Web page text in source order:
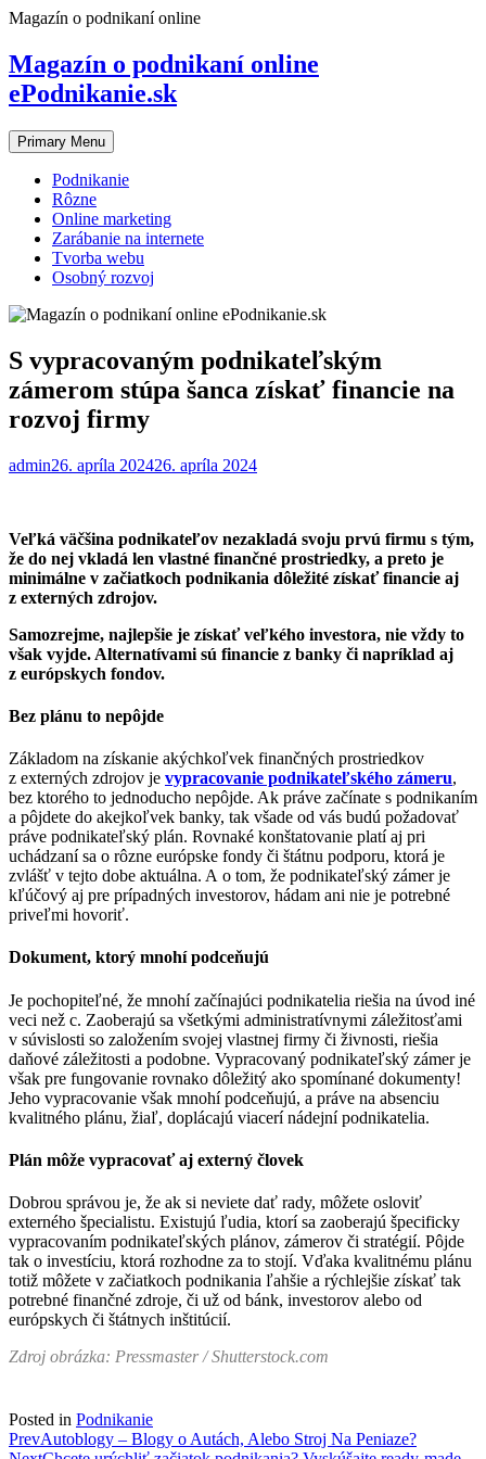
Skip
content
Magazín o podnikaní online
Magazín o podnikaní online
ePodnikanie.sk
Primary Menu
Podnikanie
Rôzne
Online marketing
Zarábanie na internete
Tvorba webu
Osobný rozvoj
S vypracovaným podnikateľským
zámerom stúpa šanca získať financie na
rozvoj firmy
admin26. apríla 202426. apríla 2024
Veľká väčšina podnikateľov nezakladá svoju prvú firmu s tým,
že do nej vkladá len vlastné finančné prostriedky, a preto je
minimálne v začiatkoch podnikania dôležité získať financie aj
z externých zdrojov.
Samozrejme, najlepšie je získať veľkého investora, nie vždy to
však vyjde. Alternatívami sú financie z banky či napríklad aj
z európskych fondov.
Bez plánu to nepôjde
Základom na získanie akýchkoľvek finančných prostriedkov
z externých zdrojov je vypracovanie podnikateľského zámeru,
bez ktorého to jednoducho nepôjde. Ak práve začínate s podnikaním
a pôjdete do akejkoľvek banky, tak všade od vás budú požadovať
práve podnikateľský plán. Rovnaké konštatovanie platí aj pri
uchádzaní sa o rôzne európske fondy či štátnu podporu, ktorá je
zvlášť v tejto dobe aktuálna. A o tom, že podnikateľský zámer je
kľúčový aj pre prípadných investorov, hádam ani nie je potrebné
priveľmi hovoriť.
Dokument, ktorý mnohí podceňujú
Je pochopiteľné, že mnohí začínajúci podnikatelia riešia na úvod iné
veci než c. Zaoberajú sa všetkými administratívnymi záležitosťami
v súvislosti so založením svojej vlastnej firmy či živnosti, riešia
daňové záležitosti a podobne. Vypracovaný podnikateľský zámer je
však pre fungovanie rovnako dôležitý ako spomínané dokumenty!
Jeho vypracovanie však mnohí podceňujú, a práve na absenciu
kvalitného plánu, žiaľ, doplácajú viacerí nádejní podnikatelia.
Plán môže vypracovať aj externý človek
Dobrou správou je, že ak si neviete dať rady, môžete osloviť
externého špecialistu. Existujú ľudia, ktorí sa zaoberajú špecificky
vypracovaním podnikateľských plánov, zámerov či stratégií. Pôjde
tak o investíciu, ktorá rozhodne za to stojí. Vďaka kvalitnému plánu
totiž môžete v začiatkoch podnikania ľahšie a rýchlejšie získať tak
potrebné finančné zdroje, či už od bánk, investorov alebo od
európskych či štátnych inštitúcií.
Zdroj obrázka: Pressmaster / Shutterstock.com
Posted in Podnikanie
Post
PrevAutoblogy – Blogy o Autách, Alebo Stroj Na Peniaze?